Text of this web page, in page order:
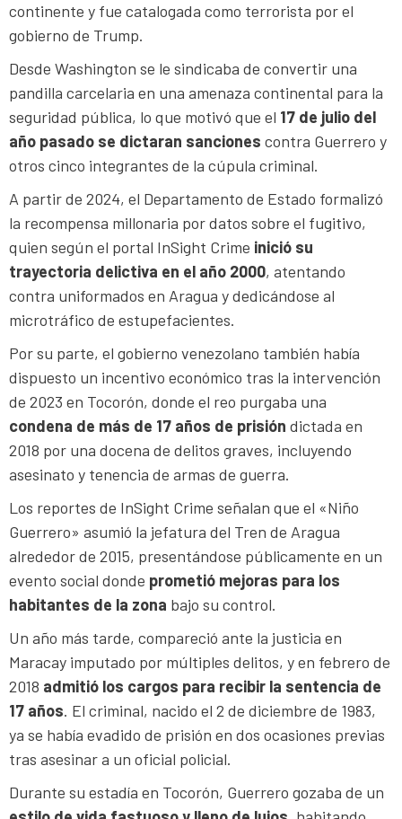
continente y fue catalogada como terrorista por el
gobierno de Trump.
Desde Washington se le sindicaba de convertir una
pandilla carcelaria en una amenaza continental para la
seguridad pública, lo que motivó que el 17 de julio del
año pasado se dictaran sanciones contra Guerrero y
otros cinco integrantes de la cúpula criminal.
A partir de 2024, el Departamento de Estado formalizó
la recompensa millonaria por datos sobre el fugitivo,
quien según el portal InSight Crime inició su
trayectoria delictiva en el año 2000, atentando
contra uniformados en Aragua y dedicándose al
microtráfico de estupefacientes.
Por su parte, el gobierno venezolano también había
dispuesto un incentivo económico tras la intervención
de 2023 en Tocorón, donde el reo purgaba una
condena de más de 17 años de prisión dictada en
2018 por una docena de delitos graves, incluyendo
asesinato y tenencia de armas de guerra.
Los reportes de InSight Crime señalan que el «Niño
Guerrero» asumió la jefatura del Tren de Aragua
alrededor de 2015, presentándose públicamente en un
evento social donde prometió mejoras para los
habitantes de la zona bajo su control.
Un año más tarde, compareció ante la justicia en
Maracay imputado por múltiples delitos, y en febrero de
2018 admitió los cargos para recibir la sentencia de
17 años. El criminal, nacido el 2 de diciembre de 1983,
ya se había evadido de prisión en dos ocasiones previas
tras asesinar a un oficial policial.
Durante su estadía en Tocorón, Guerrero gozaba de un